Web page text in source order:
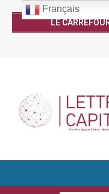
LE
Français